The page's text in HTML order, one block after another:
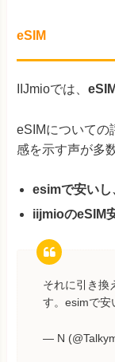
eSIM
IIJmioでは、
eSIMについての
感を示す声が多
esimで安いし
iijmioのeSIM
それに引き換
す。esimで安
— N